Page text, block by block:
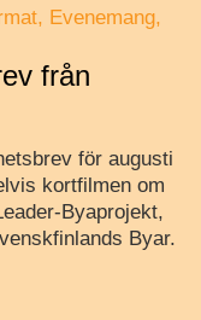
Evenemang
från
för augusti
kortfilmen om
Byaprojekt,
Byar.